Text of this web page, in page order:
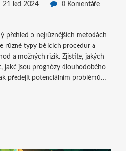
21 led 2024
0 Komentáře
přehled o nejrůznějších metodách
různé typy bělících procedur a
a možných rizik. Zjistíte, jakých
jaké jsou prognózy dlouhodobého
předejít potenciálním problémům